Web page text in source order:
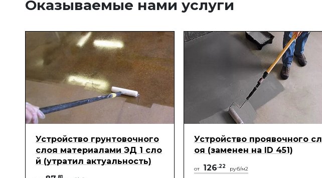
Оказываемые нами услуги
Устройство грунтовочного
слоя материалами ЭД 1 сло
й (утратил актуальность)
Устройство проявочного сл
оя (заменен на ID 451)
от 126.22 руб/м2